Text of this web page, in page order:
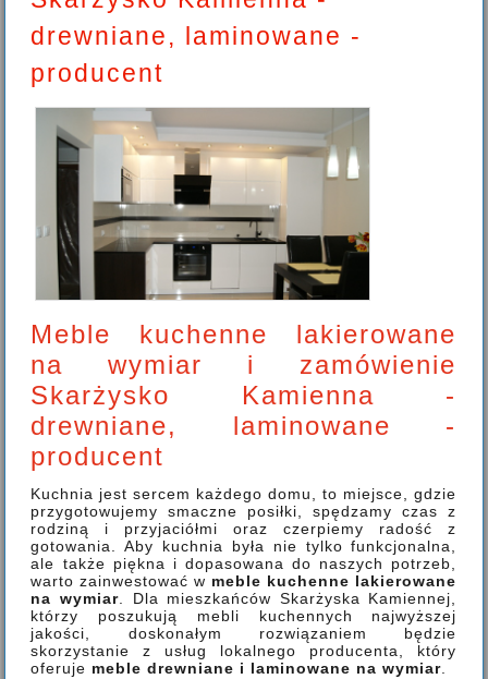
drewniane, laminowane -
producent
Meble kuchenne lakierowane
na wymiar i zamówienie
Skarżysko Kamienna -
drewniane, laminowane -
producent
Kuchnia jest sercem każdego domu, to miejsce, gdzie
przygotowujemy smaczne posiłki, spędzamy czas z
rodziną i przyjaciółmi oraz czerpiemy radość z
gotowania. Aby kuchnia była nie tylko funkcjonalna,
ale także piękna i dopasowana do naszych potrzeb,
warto zainwestować w meble kuchenne lakierowane
na wymiar . Dla mieszkańców Skarżyska Kamiennej,
którzy poszukują mebli kuchennych najwyższej
jakości, doskonałym rozwiązaniem będzie
skorzystanie z usług lokalnego producenta, który
oferuje meble drewniane i laminowane na wymiar